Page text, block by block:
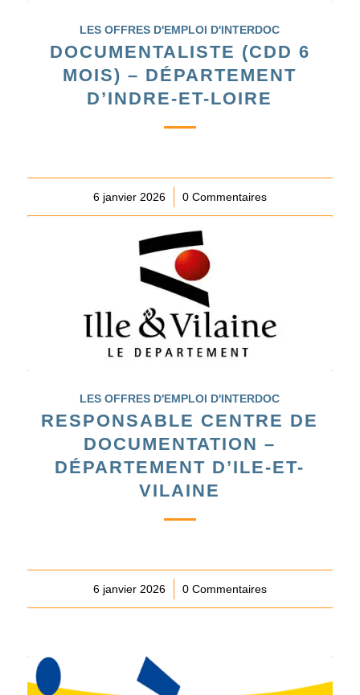
LES OFFRES D'EMPLOI D'INTERDOC
DOCUMENTALISTE (CDD 6
MOIS) – DÉPARTEMENT
D’INDRE-ET-LOIRE
6 janvier 2026
/ 0 Commentaires
LES OFFRES D'EMPLOI D'INTERDOC
RESPONSABLE CENTRE DE
DOCUMENTATION –
DÉPARTEMENT D’ILE-ET-
VILAINE
6 janvier 2026
/ 0 Commentaires